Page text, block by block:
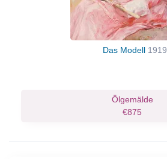
Das Modell 1919
Ölgemälde
€875